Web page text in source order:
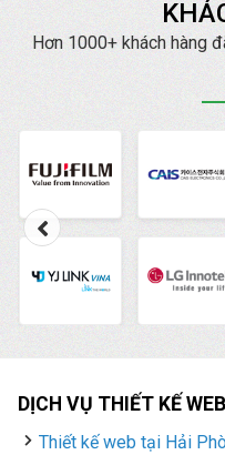
thông thương hiệu. Quý
đơn vị, doanh nghiệp
tư vấn, hỗ trợ tốt nhất.
Hơn 1000+ khách hàng
DỊCH VỤ THIẾT KẾ
Thiết kế web tại Hải